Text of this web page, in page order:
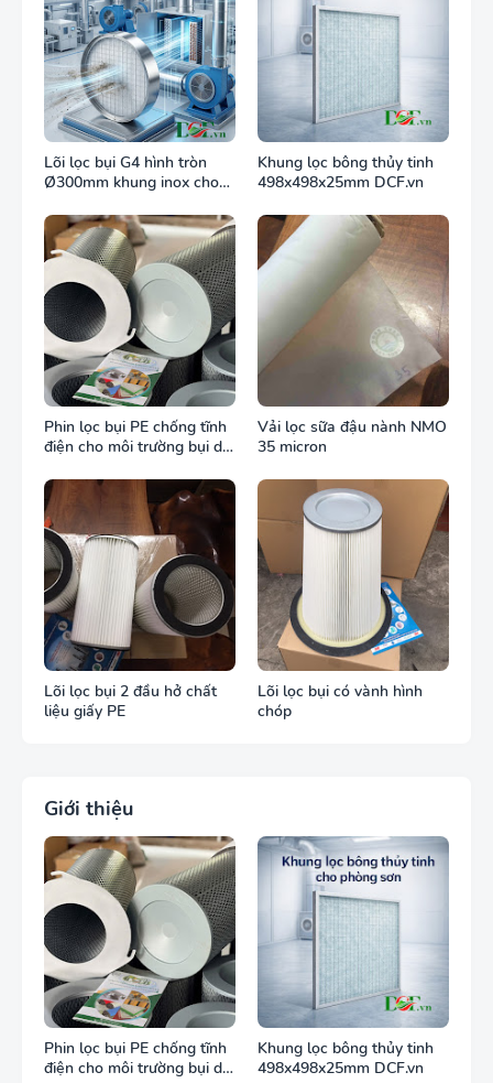
Lõi lọc bụi G4 hình tròn
Ø300mm khung inox cho
Khung lọc bông thủy tinh
498x498x25mm DCF.vn
Phin lọc bụi PE chống tĩnh
điện cho môi trường bụi dễ
Vải lọc sữa đậu nành NMO
35 micron
Lõi lọc bụi 2 đầu hở chất
liệu giấy PE
Lõi lọc bụi có vành hình
chóp
Giới thiệu
Phin lọc bụi PE chống tĩnh
điện cho môi trường bụi dễ
Khung lọc bông thủy tinh
498x498x25mm DCF.vn